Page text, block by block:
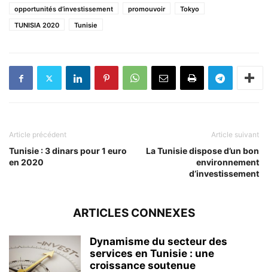
opportunités d’investissement
promouvoir
Tokyo
TUNISIA 2020
Tunisie
Article précédent
Tunisie : 3 dinars pour 1 euro
en 2020
Article suivant
La Tunisie dispose d’un bon
environnement
d’investissement
ARTICLES CONNEXES
Dynamisme du secteur des
services en Tunisie : une
croissance soutenue